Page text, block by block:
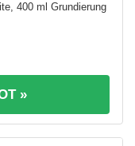
400 ml Grundierung
»